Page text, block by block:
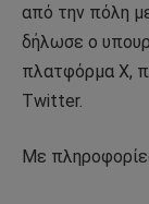
από την πόλη
δήλωσε ο
πλατφόρμα Χ,
Twitter.
Με